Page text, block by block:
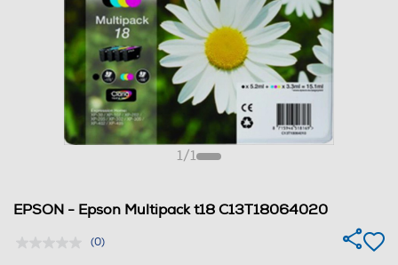
1/1
EPSON - Epson Multipack t18 C13T18064020
(0)